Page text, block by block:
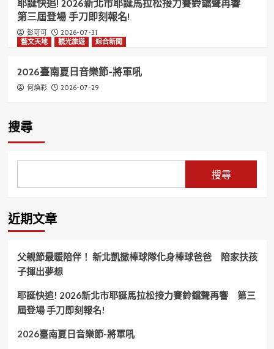
耶誕快追! 2026新北市耶誕馬拉松接力賽鈴鐺聲再響
第三屆登場 手刀即刻報名!
彭可可
2026-07-31
藝文天地
觀光旅遊 綜合新聞
2026臺南夏日音樂節-將軍吼
何煥彩 2026-07-29
搜尋
搜尋
近期文章
父親節最暖陪伴！ 新北凱撒棒球隊化身棒球爸爸 陪家扶孩
子揮出夢想
耶誕快追! 2026新北市耶誕馬拉松接力賽鈴鐺聲再響 第三
屆登場 手刀即刻報名!
2026臺南夏日音樂節-將軍吼